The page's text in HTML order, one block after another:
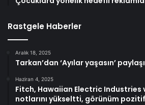
Rastgele Haberler
Aralık 18, 2025
Tarkan’dan ‘Ayılar yaşasın’
Haziran 4, 2025
Fitch, Hawaiian Electric Industries
notlarını yükseltti, görünüm pozitif